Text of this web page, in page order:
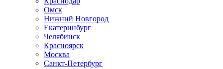
Омск
Нижний Новгород
Екатеринбург
Челябинск
Красноярск
Москва
Санкт-Петербург